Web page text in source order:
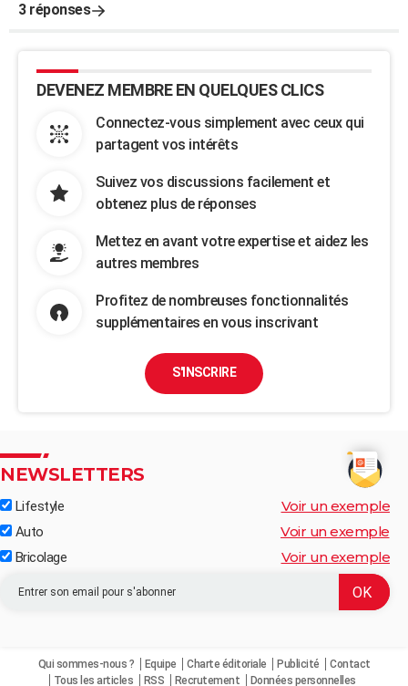
3 réponses
DEVENEZ MEMBRE EN QUELQUES CLICS
Connectez-vous simplement avec ceux qui
partagent vos intérêts
Suivez vos discussions facilement et
obtenez plus de réponses
Mettez en avant votre expertise et aidez les
autres membres
Profitez de nombreuses fonctionnalités
supplémentaires en vous inscrivant
S'INSCRIRE
NEWSLETTERS
Lifestyle Voir un exemple
Auto Voir un exemple
Bricolage Voir un exemple
Qui sommes-nous ? Equipe Charte éditoriale Publicité
Contact
Tous les articles
RSS Recrutement Données personnelles